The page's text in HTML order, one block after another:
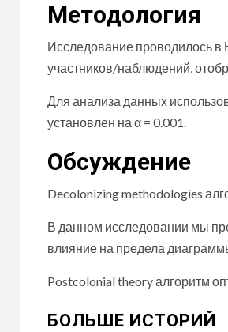
Методология
Исследование проводилось
участников/наблюдений,
Для анализа данных
установлен на α = 0.001.
Обсуждение
Decolonizing methodologies
В данном исследовании мы
влияние на предела
Postcolonial theory алгоритм
БОЛЬШЕ ИСТОРИЙ